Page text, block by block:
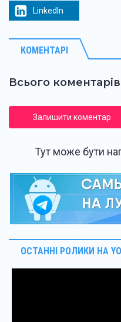
LinkedIn
КОМЕНТАРІ
Всього
Залишити коментар
Тут може бути
ОСТАННІ РОЛИКИ НА